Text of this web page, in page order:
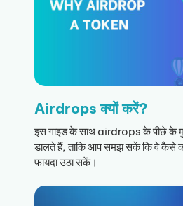
Airdrops क्यों करें?
इस गाइड के साथ airdrops के पीछे के
डालते हैं, ताकि आप समझ सकें कि वे कैसे
फायदा उठा सकें।